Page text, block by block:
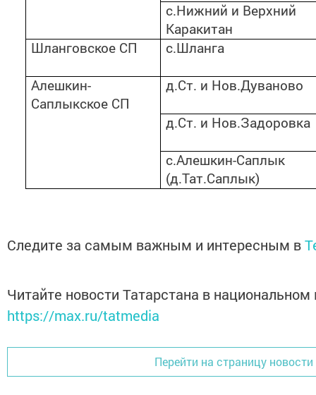
с.Нижний и Верхний
Каракитан
Шланговское СП
с.Шланга
Алешкин-
Саплыкское СП
д.Ст. и Нов.Дуваново
д.Ст. и Нов.Задоровка
с.Алешкин-Саплык
(д.Тат.Саплык)
Следите за самым важным и интересным в
Читайте новости Татарстана в
https://max.ru/tatmedia
Перейти на страницу новости